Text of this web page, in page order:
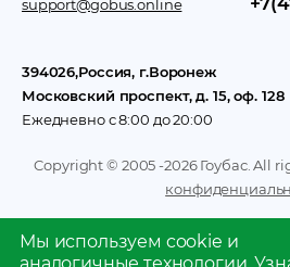
Мы используем cookie и
support@gobus.online
394026,Россия, г.Воронеж
Московский проспект, д. 15, оф. 128
Ежедневно с 8:00 до 20:00
Copyright © 2005 -2026Гоубас. All